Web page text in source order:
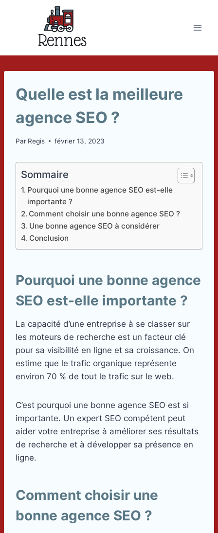
Quelle est la meilleure
agence SEO ?
Par Regis février 13, 2023
Sommaire
Pourquoi une bonne agence SEO est-elle
importante ?
Comment choisir une bonne agence SEO ?
Une bonne agence SEO à considérer
Conclusion
Pourquoi une bonne agence
SEO est-elle importante ?
La capacité d’une entreprise à se classer sur
les moteurs de recherche est un facteur clé
pour sa visibilité en ligne et sa croissance. On
estime que le trafic organique représente
environ 70 % de tout le trafic sur le web.
C’est pourquoi une bonne agence SEO est si
importante. Un expert SEO compétent peut
aider votre entreprise à améliorer ses résultats
de recherche et à développer sa présence en
ligne.
Comment choisir une
bonne agence SEO ?